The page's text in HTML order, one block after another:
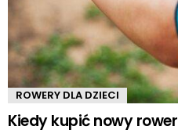
ROWERY DLA DZIECI
Kiedy kupić nowy